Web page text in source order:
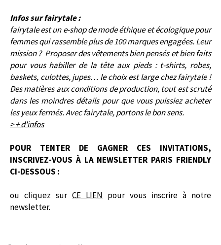
Infos sur fairytale :
fairytale est un e-shop de mode éthique et écologique pour
femmes qui rassemble plus de 100 marques engagées. Leur
mission ? Proposer des vêtements bien pensés et bien faits
pour vous habiller de la tête aux pieds : t-shirts, robes,
baskets, culottes, jupes… le choix est large chez fairytale !
Des matières aux conditions de production, tout est scruté
dans les moindres détails pour que vous puissiez acheter
les yeux fermés. Avec fairytale, portons le bon sens.
> + d'infos
POUR TENTER DE GAGNER CES INVITATIONS,
INSCRIVEZ-VOUS À LA NEWSLETTER PARIS FRIENDLY
CI-DESSOUS :
ou cliquez sur CE LIEN pour vous inscrire à notre
newsletter.